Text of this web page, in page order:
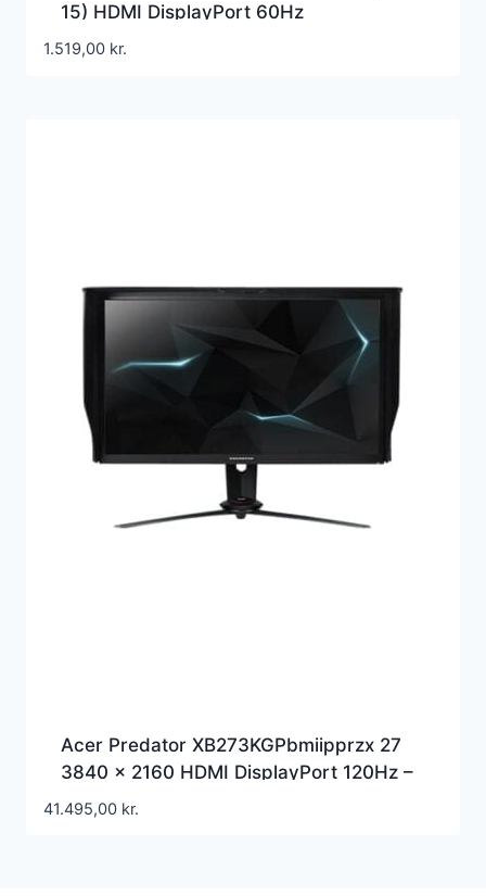
15) HDMI DisplayPort 60Hz
1.519,00 kr.
Acer Predator XB273KGPbmiipprzx 27
3840 x 2160 HDMI DisplayPort 120Hz –
UM.HX3EE.P13
41.495,00 kr.